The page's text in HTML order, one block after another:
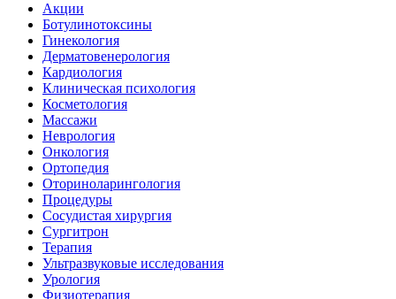
Акции
Ботулинотоксины
Гинекология
Дерматовенерология
Кардиология
Клиническая психология
Косметология
Массажи
Неврология
Онкология
Ортопедия
Оториноларингология
Процедуры
Сосудистая хирургия
Сургитрон
Терапия
Ультразвуковые исследования
Урология
Физиотерапия